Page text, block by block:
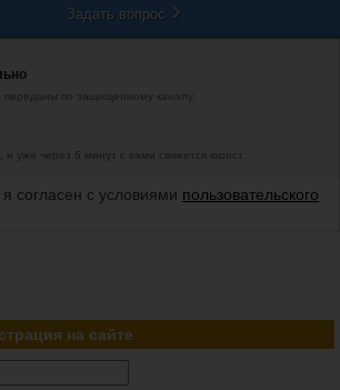
Задать вопрос
переданы по защищенному каналу.
и уже через 5 минут с вами свяжется юрист.
согласен с условиями пользовательского
на сайте